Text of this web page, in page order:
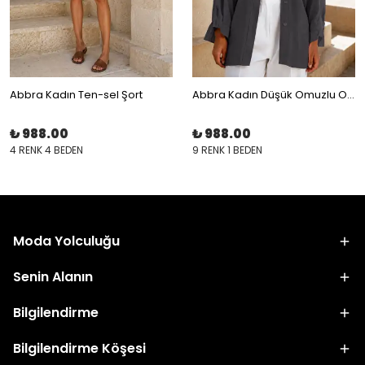
Abbra Kadın Ten-sel Şort
₺ 988.00
4 RENK 4 BEDEN
Abbra Kadın Düşük Omuzlu Oversize Modal Gömlek
₺ 988.00
9 RENK 1 BEDEN
Moda Yolculuğu
Senin Alanın
Bilgilendirme
Bilgilendirme Köşesi